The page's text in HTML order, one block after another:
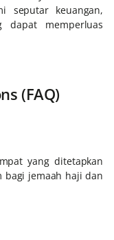
seputar keuangan,
dapat memperluas
(FAQ)
yang ditetapkan
bagi jemaah haji dan